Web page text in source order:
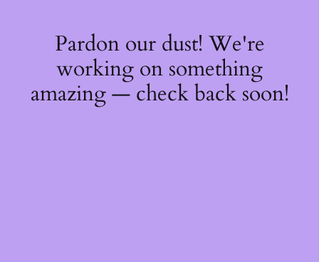
Pardon our dust! We're
working on something
amazing — check back soon!